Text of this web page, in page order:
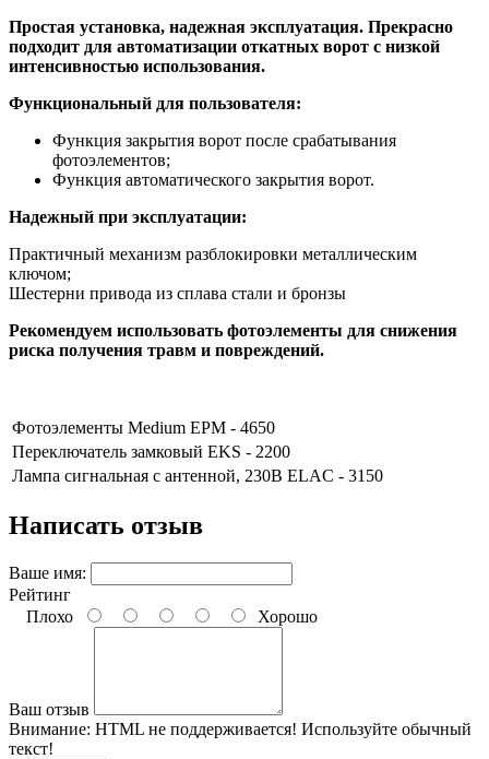
Простая установка, надежная эксплуатация. Прекрасно
подходит для автоматизации откатных ворот с низкой
интенсивностью использования.
Функциональный для пользователя:
Функция закрытия ворот после срабатывания
фотоэлементов;
Функция автоматического закрытия ворот.
Надежный при эксплуатации:
Практичный механизм разблокировки металлическим
ключом;
Шестерни привода из сплава стали и бронзы
Рекомендуем использовать фотоэлементы для снижения
риска получения травм и повреждений.
Фотоэлементы Medium EPM - 4650
Переключатель замковый EKS - 2200
Лампа сигнальная с антенной, 230В ELAC - 3150
Написать отзыв
Ваше имя:
Рейтинг
Плохо
Хорошо
Ваш отзыв
Внимание: HTML не поддерживается! Используйте обычный
текст!